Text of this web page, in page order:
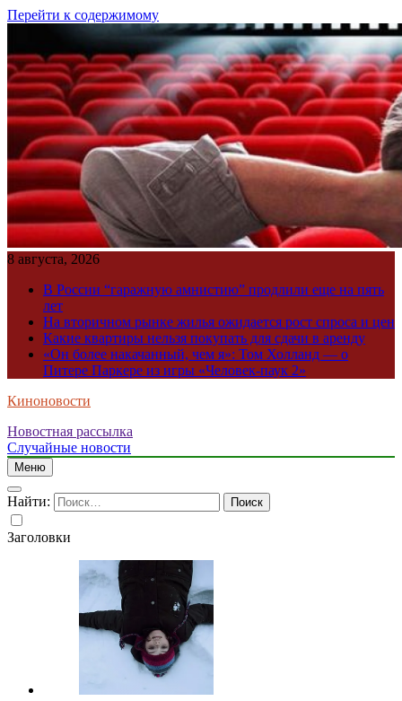
Перейти к содержимому
8 августа, 2026
В России “гаражную амнистию” продлили еще на пять
лет
На вторичном рынке жилья ожидается рост спроса и цен
Какие квартиры нельзя покупать для сдачи в аренду
«Он более накачанный, чем я»: Том Холланд — о
Питере Паркере из игры «Человек-паук 2»
Киноновости
Новостная рассылка
Случайные новости
Меню
Найти:
Заголовки